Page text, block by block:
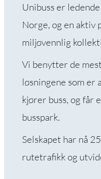
Unibuss er
Norge, og en aktiv
miljøvennlig
Vi benytter de
løsningene som er
kjører buss, og får
busspark.
Selskapet har nå
rutetrafikk og